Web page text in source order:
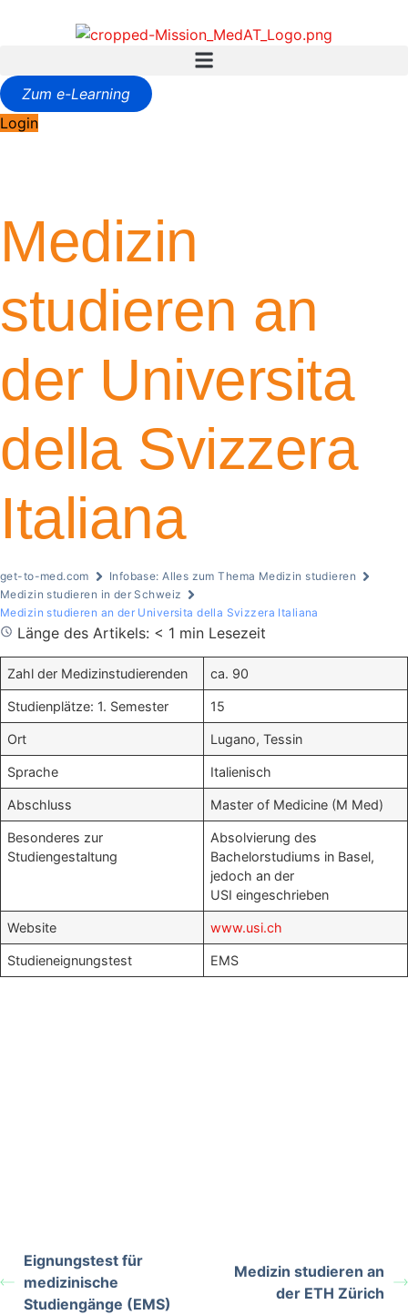
Zum e-Learning
Login
Medizin
studieren an
der Universita
della Svizzera
Italiana
get-to-med.com
Infobase: Alles zum Thema Medizin studieren
Medizin studieren in der Schweiz
Medizin studieren an der Universita della Svizzera Italiana
Länge des Artikels: < 1 min Lesezeit
Zahl der Medizinstudierenden ca. 90
Studienplätze: 1. Semester 15
Ort Lugano, Tessin
Sprache Italienisch
Abschluss Master of Medicine (M Med)
Besonderes zur
Studiengestaltung
Absolvierung des
Bachelorstudiums in Basel,
jedoch an der
USI eingeschrieben
Website www.usi.ch
Studieneignungstest EMS
Eignungstest für
medizinische
Studiengänge (EMS)
Medizin studieren an
der ETH Zürich